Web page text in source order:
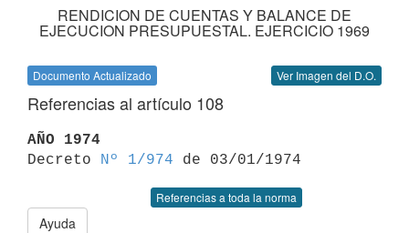
RENDICION DE CUENTAS Y BALANCE DE
EJECUCION PRESUPUESTAL. EJERCICIO 1969
Documento Actualizado Ver Imagen del D.O.
Referencias al artículo 108
AÑO 1974
Decreto
Nº 1/974
Referencias a toda la norma
Ayuda